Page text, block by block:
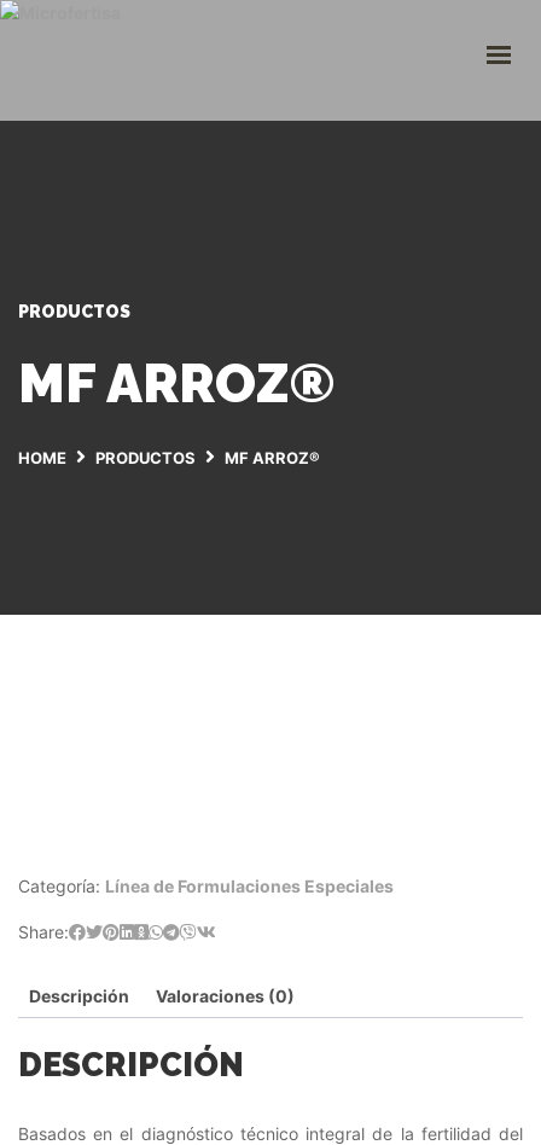
PRODUCTOS
MF ARROZ®
HOME PRODUCTOS MF ARROZ®
Categoría: Línea de Formulaciones Especiales
Share:
Descripción Valoraciones (0)
DESCRIPCIÓN
Basados en el diagnóstico técnico integral de la fertilidad del